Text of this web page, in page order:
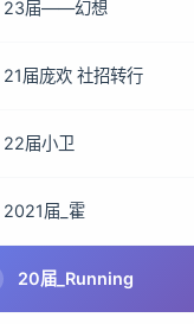
23届——幻想
21届庞欢 社招转行
22届小卫
2021届_霍
20届_Running